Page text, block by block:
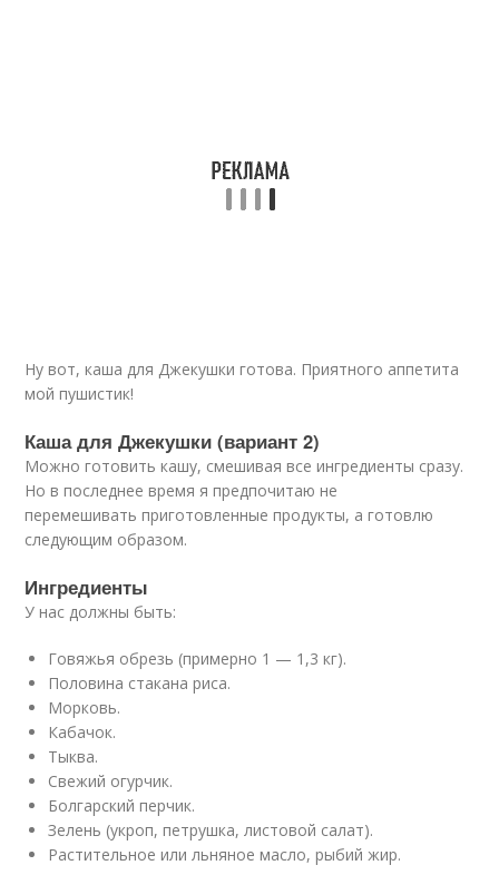
Ну вот, каша для Джекушки готова. Приятного аппетита
мой пушистик!
Каша для Джекушки (вариант 2)
Можно готовить кашу, смешивая все ингредиенты сразу.
Но в последнее время я предпочитаю не
перемешивать приготовленные продукты, а готовлю
следующим образом.
Ингредиенты
У нас должны быть:
Говяжья обрезь (примерно 1 — 1,3 кг).
Половина стакана риса.
Морковь.
Кабачок.
Тыква.
Свежий огурчик.
Болгарский перчик.
Зелень (укроп, петрушка, листовой салат).
Растительное или льняное масло, рыбий жир.